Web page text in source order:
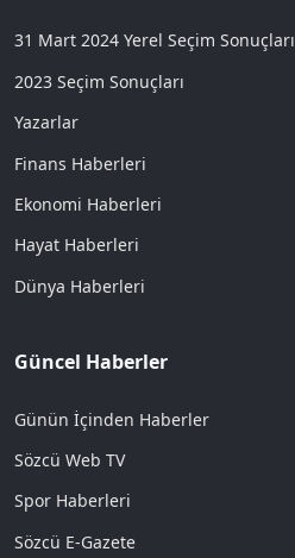
31 Mart 2024 Yerel Seçim Sonuçları
2023 Seçim Sonuçları
Yazarlar
Finans Haberleri
Ekonomi Haberleri
Hayat Haberleri
Dünya Haberleri
Güncel Haberler
Günün İçinden Haberler
Sözcü Web TV
Spor Haberleri
Sözcü E-Gazete